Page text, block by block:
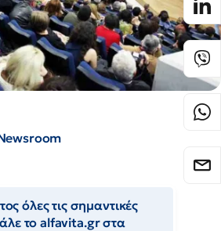
όλες τις σημαντικές
το alfavita.gr στα